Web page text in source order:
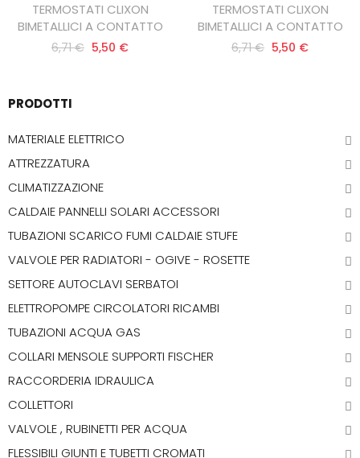
TERMOSTATI CLIXON
BIMETALLICI A CONTATTO
6,71 € 5,50 €
TERMOSTATI CLIXON
BIMETALLICI A CONTATTO
6,71 € 5,50 €
PRODOTTI
MATERIALE ELETTRICO
ATTREZZATURA
CLIMATIZZAZIONE
CALDAIE PANNELLI SOLARI ACCESSORI
TUBAZIONI SCARICO FUMI CALDAIE STUFE
VALVOLE PER RADIATORI - OGIVE - ROSETTE
SETTORE AUTOCLAVI SERBATOI
ELETTROPOMPE CIRCOLATORI RICAMBI
TUBAZIONI ACQUA GAS
COLLARI MENSOLE SUPPORTI FISCHER
RACCORDERIA IDRAULICA
COLLETTORI
VALVOLE , RUBINETTI PER ACQUA
FLESSIBILI GIUNTI E TUBETTI CROMATI